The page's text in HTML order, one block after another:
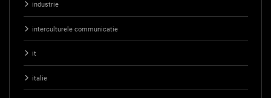
industrie
interculturele communicatie
it
italie